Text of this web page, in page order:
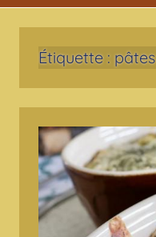
Étiquette : pâtes